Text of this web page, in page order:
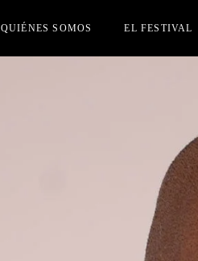
QUIÉNES SOMOS EL FESTIVAL
INSCRIPCIÓN
PERSONAS
PREMIOS
HAZTE AMIGUI
PRENSA